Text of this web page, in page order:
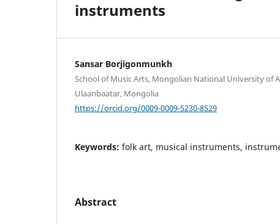
instruments
Sansar Borjigonmunkh
School of Music Arts, Mongolian National University of
Ulaanbaatar, Mongolia
https://orcid.org/0009-0009-5230-8529
Keywords: folk art, musical instruments,
Abstract